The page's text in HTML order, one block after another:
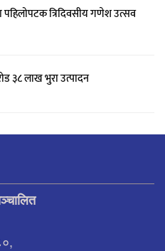
त्रिदिवसीय गणेश उत्सव
३८ लाख भुरा उत्पादन